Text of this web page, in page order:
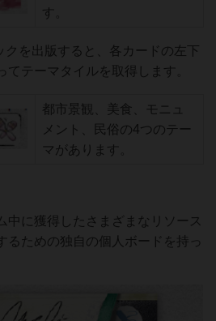
す。
クを出版すると、各カードの左下
てテーマタイルを取得します。
都市景観、美食、モニュ
メント、民俗の4つのテー
マがあります。
中に獲得したさまざまなリソース
るための独自の個人ボードを持っ